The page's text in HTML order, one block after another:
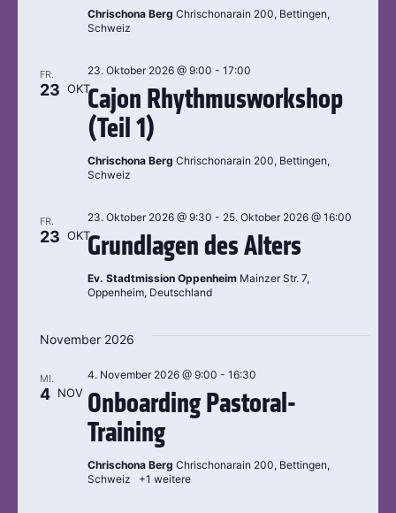
Chrischona Berg Chrischonarain 200, Bettingen,
Schweiz
FR.
23 OKTCajon Rhythmusworkshop
(Teil 1)
23. Oktober 2026 @ 9:00 - 17:00
Chrischona Berg Chrischonarain 200, Bettingen,
Schweiz
FR.
23 OKTGrundlagen des Alters
23. Oktober 2026 @ 9:30 - 25. Oktober 2026 @ 16:00
Ev. Stadtmission Oppenheim Mainzer Str. 7,
Oppenheim, Deutschland
November 2026
MI.
4 NOV Onboarding Pastoral-
Training
4. November 2026 @ 9:00 - 16:30
Chrischona Berg Chrischonarain 200, Bettingen,
Schweiz
+1 weitere